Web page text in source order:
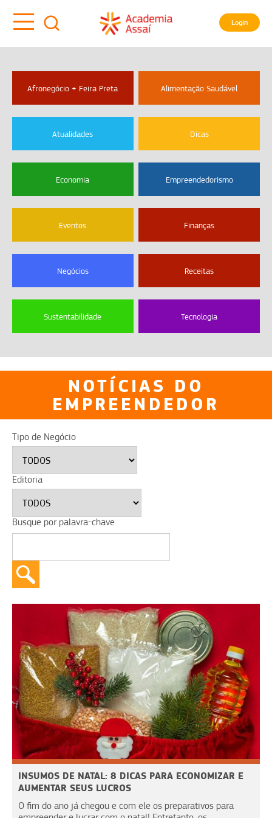
Login
Afronegócio + Feira Preta Alimentação Saudável
Atualidades Dicas
Economia Empreendedorismo
Eventos Finanças
Negócios Receitas
Sustentabilidade Tecnologia
NOTÍCIAS DO
EMPREENDEDOR
Tipo de Negócio
Editoria
Busque por palavra-chave
INSUMOS DE NATAL: 8 DICAS PARA ECONOMIZAR E
AUMENTAR SEUS LUCROS
O fim do ano já chegou e com ele os preparativos para